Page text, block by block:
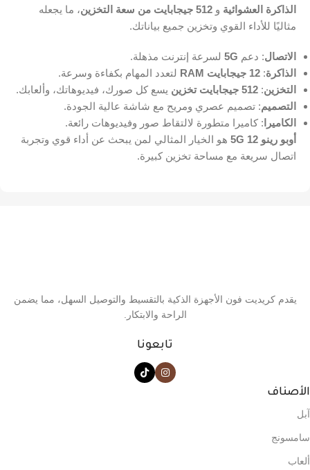
الذاكرة العشوائية و 512 جيجابايت من سعة التخزين
، ما يجعله
مثاليًا للأداء القوي وتخزين جميع بياناتك.
الاتصال: دعم 5G لسرعة إنترنت مذهلة.
الذاكرة: 12 جيجابايت RAM
لتعدد المهام بكفاءة وسرعة.
التخزين: 512 جيجابايت تخزين
يسع كل صورك، فيديوهاتك، وألعابك.
التصميم: تصميم عصري ومريح مع شاشة عالية الجودة.
الكاميرا : كاميرا متطورة لالتقاط صور وفيديوهات رائعة.
أوبو رينو 12 5G
هو الخيار المثالي لمن يبحث عن أداء قوي وتجربة
اتصال سريعة مع مساحة تخزين كبيرة.
يقدم كريديت فون الأجهزة الذكية بالتقسيط والتوصيل السهل، مما يضمن
الراحة والابتكار.
تابعونا
الأصناف
آبل
سامسونج
ألعاب